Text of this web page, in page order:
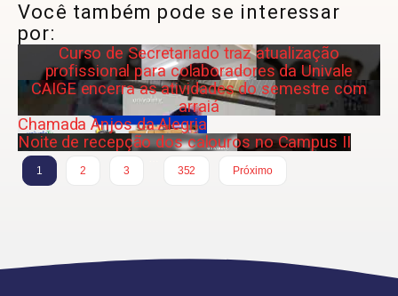
Você também pode se interessar
por:
Curso de Secretariado traz atualização
profissional para colaboradores da Univale
CAIGE encerra as atividades do semestre com
arraiá
Chamada Anjos da Alegria
Noite de recepção dos calouros no Campus II
1 2 3
352
Próximo